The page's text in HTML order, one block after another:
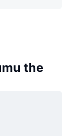
the